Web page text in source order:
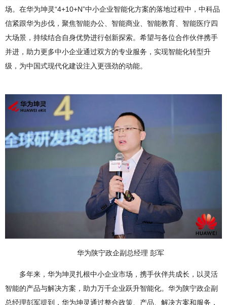
场。在华为坤灵“4+10+N”中小企业智能化方案的落地过程中，中科品
信紧跟华为步伐，聚焦智能办公、智能商业、智能教育、智能医疗四
大场景，持续结合自身优势进行创新探索。希望与各位合作伙伴携手
并进，助力更多中小企业通过双方的专业服务，实现智能化转型升
级，为中国式现代化建设注入更强劲的动能。
华为陕宁政企副总经理 彭军
多年来，华为坤灵扎根中小企业市场，携手伙伴共成长，以灵活
智能的产品与解决方案，助力万千企业跃升智能化。华为陕宁政企副
总经理彭军提到，华为坤灵通过整合政策、产品、解决方案和服务，